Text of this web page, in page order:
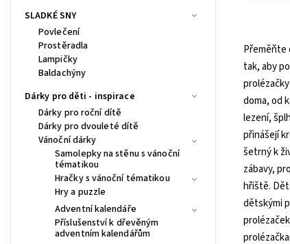
SLADKÉ SNY
Povlečení
Prostěradla
Lampičky
Baldachýny
Dárky pro děti - inspirace
Dárky pro roční dítě
Dárky pro dvouleté dítě
Vánoční dárky
Samolepky na stěnu s vánoční
tématikou
Hračky s vánoční tématikou
Hry a puzzle
Adventní kalendáře
Příslušenství k dřevěným
adventním kalendářům
Přeměňte
tak, aby
doma, od
lezení,
přinášejí
šetrný k
zábavy,
hřiště.
dětskými